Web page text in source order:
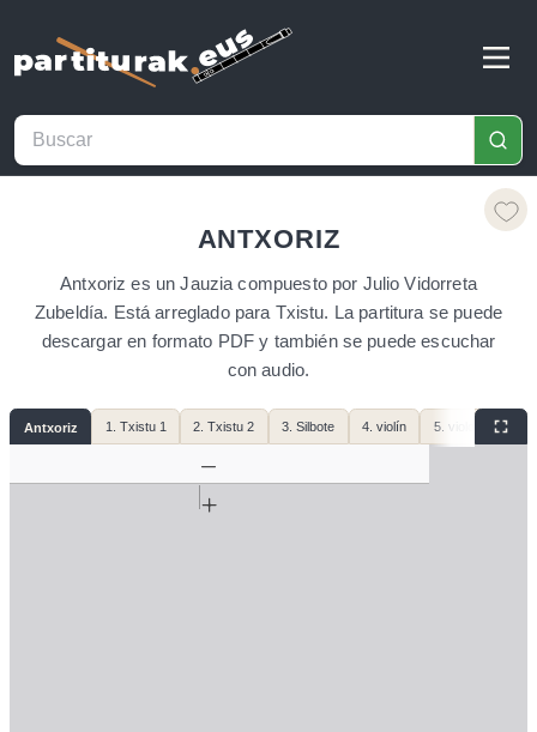
ANTXORIZ
Antxoriz es un Jauzia compuesto por Julio Vidorreta
Zubeldía. Está arreglado para Txistu. La partitura se puede
descargar en formato PDF y también se puede escuchar
con audio.
Antxoriz 1. Txistu 1 2. Txistu 2 3. Silbote 4. violín 5. violonchelo